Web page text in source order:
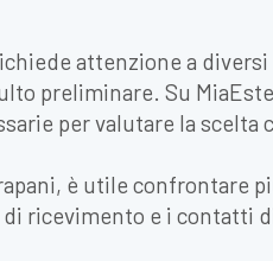
attenzione a
preliminare. Su
per valutare la scelta
è utile confrontare
ricevimento e i contatti